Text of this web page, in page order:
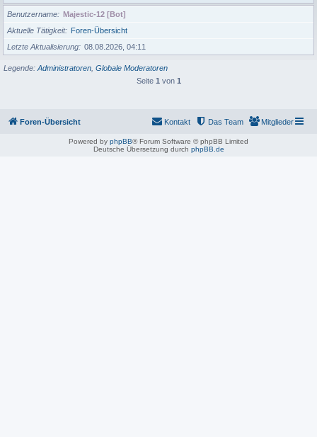
Benutzername
Majestic-12 [Bot]
Aktuelle Tätigkeit
Foren-Übersicht
Letzte Aktualisierung
08.08.2026, 04:11
Legende: Administratoren Globale Moderatoren
Seite 1 von 1
Foren-Übersicht Mitglieder
Das Team
Kontakt
Powered by phpBB® Forum Software © phpBB Limited
Deutsche Übersetzung durch phpBB.de